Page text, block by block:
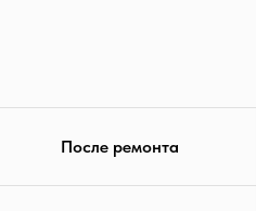
После ремонта